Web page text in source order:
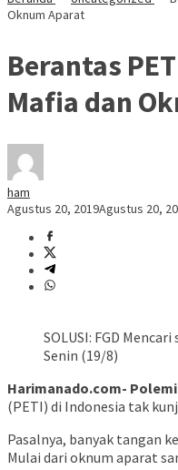
Oknum Aparat
Berantas
Mafia dan
ham
Agustus 20, 2019Agustus 20,
SOLUSI: FGD
Senin (19/8)
Harimanado.com-
(PETI) di Indonesia tak
Pasalnya, banyak tangan
Mulai dari oknum aparat